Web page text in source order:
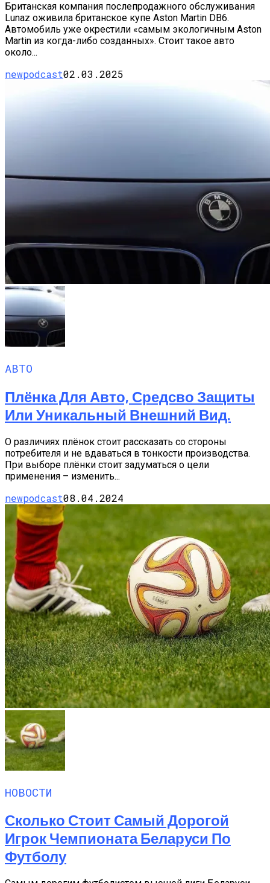
Британская компания послепродажного обслуживания
Lunaz оживила британское купе Aston Martin DB6.
Автомобиль уже окрестили «самым экологичным Aston
Martin из когда-либо созданных». Стоит такое авто
около...
newpodcast02.03.2025
АВТО
Плёнка Для Авто, Средсво Защиты
Или Уникальный Внешний Вид.
О различиях плёнок стоит рассказать со стороны
потребителя и не вдаваться в тонкости производства.
При выборе плёнки стоит задуматься о цели
применения – изменить...
newpodcast08.04.2024
НОВОСТИ
Сколько Стоит Самый Дорогой
Игрок Чемпионата Беларуси По
Футболу